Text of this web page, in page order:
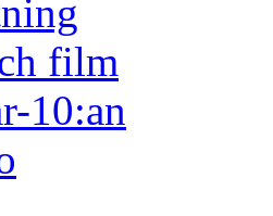
film
10:an